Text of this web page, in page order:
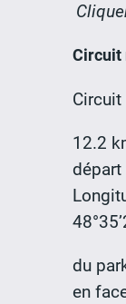
Circuit
Circuit
12.2
départ
du
en